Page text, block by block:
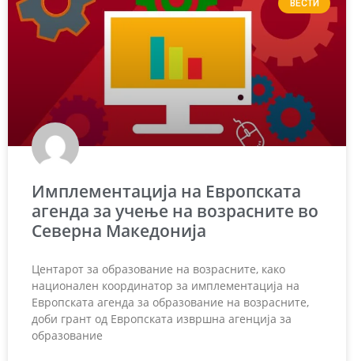
ВЕСТИ
Имплементација на Европската
агенда за учење на возрасните во
Северна Македонија
Центарот за образование на возрасните, како
национален координатор за имплементација на
Европската агенда за образование на возрасните,
доби грант од Европската извршна агенција за
образование